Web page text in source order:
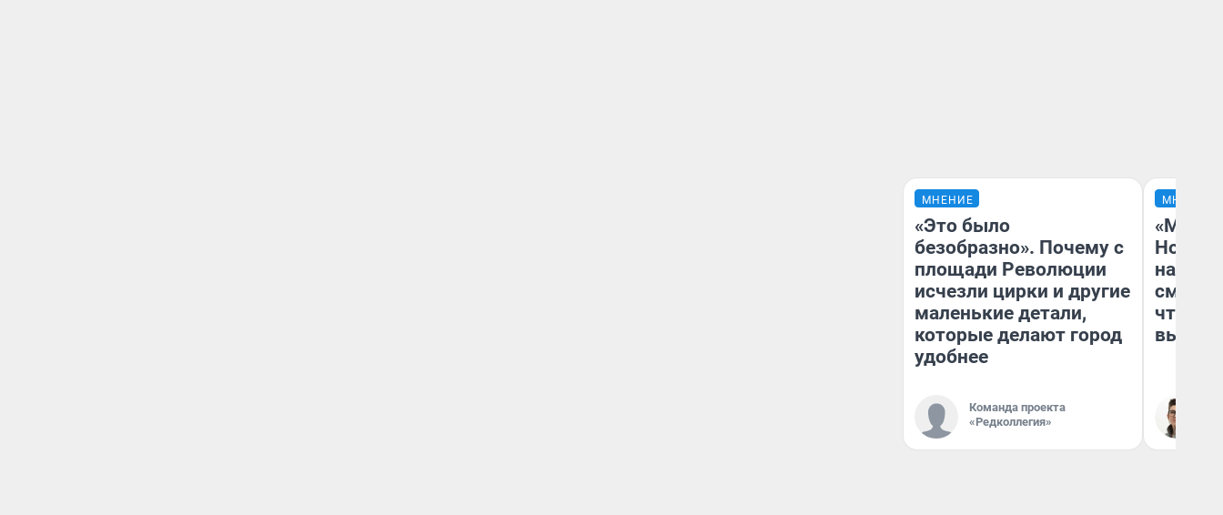
МНЕНИЕ
«Это было
безобразно». Почему с
площади Революции
исчезли цирки и другие
маленькие детали,
которые делают город
удобнее
Команда проекта
«Редколлегия»
МНЕНИЕ
«Мы
чтобы